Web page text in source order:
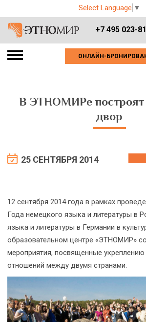
Select Language ▼
+7 495 023-
ОНЛАЙН-
В ЭТНОМИРе построят
двор
25 СЕНТЯБРЯ 2014
12 сентября 2014 года в рамках
Года немецкого языка и литературы в
языка и литературы в Германии в
образовательном центре «ЭТНОМИР»
мероприятия, посвященные
отношений между двумя странами.